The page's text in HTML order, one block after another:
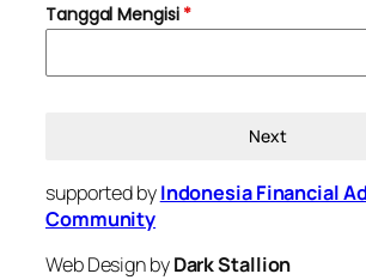
Tanggal Mengisi *
Next
supported byIndonesia Financial
Community
Web Design byDark Stallion